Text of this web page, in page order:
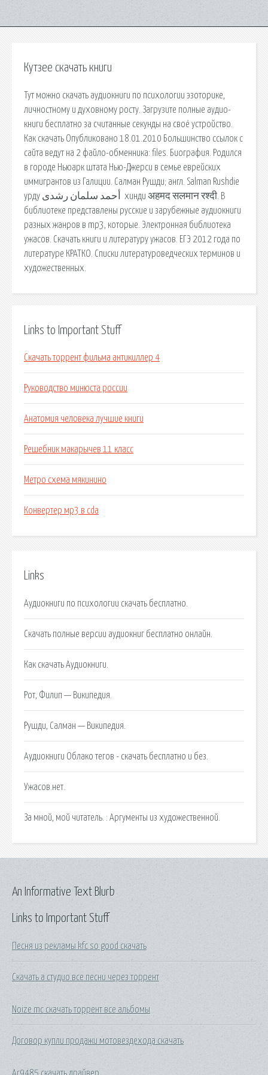
Кутзее скачать книги
Тут можно скачать аудиокниги по психологии эзоторике,
личностному и духовному росту. Загрузите полные аудио-
книги бесплатно за считанные секунды на своё устройство.
Как скачать Опубликовано 18.01.2010 Большинство ссылок с
сайта ведут на 2 файло-обменника: files. Биография. Родился
в городе Ньюарк штата Нью-Джерси в семье еврейских
иммигрантов из Галиции. Салман Рушди; англ. Salman Rushdie
урду أحمد سلمان رشدی ‎ хинди अहमद सलमान रश्‍दी. В
библиотеке представлены русские и зарубежные аудиокниги
разных жанров в mp3, которые. Электронная библиотека
ужасов. Скачать книги и литературу ужасов. ЕГЭ 2012 года по
литературе КРАТКО. Списки литературоведческих терминов и
художественных.
Links to Important Stuff
Скачать торрент фильма антикиллер 4
Руководство минюста россии
Анатомия человека лучшие книги
Решебник макарычев 11 класс
Метро схема мякинино
Конвертер мр3 в cda
Links
Аудиокниги по психологии скачать бесплатно.
Скачать полные версии аудиокниг бесплатно онлайн.
Как скачать Аудиокниги.
Рот, Филип — Википедия.
Рушди, Салман — Википедия.
Аудиокниги Облако тегов - скачать бесплатно и без.
Ужасов.нет.
За мной, мой читатель. : Аргументы из художественной.
Links to Important Stuff
Песня из рекламы kfc so good скачать
Скачать а студио все песни через торрент
Noize mc скачать торрент все альбомы
Договор купли продажи мотовездехода скачать
Ar9485 скачать драйвер
An Informative Text Blurb